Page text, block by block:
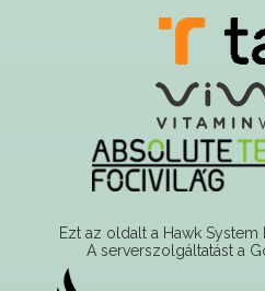
Ezt az oldalt a Hawk System